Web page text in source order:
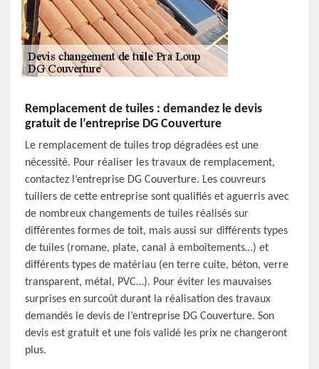
Remplacement de tuiles : demandez le devis
gratuit de l’entreprise DG Couverture
Le remplacement de tuiles trop dégradées est une
nécessité. Pour réaliser les travaux de remplacement,
contactez l’entreprise DG Couverture. Les couvreurs
tuiliers de cette entreprise sont qualifiés et aguerris avec
de nombreux changements de tuiles réalisés sur
différentes formes de toit, mais aussi sur différents types
de tuiles (romane, plate, canal à emboîtements…) et
différents types de matériau (en terre cuite, béton, verre
transparent, métal, PVC…). Pour éviter les mauvaises
surprises en surcoût durant la réalisation des travaux
demandés le devis de l’entreprise DG Couverture. Son
devis est gratuit et une fois validé les prix ne changeront
plus.